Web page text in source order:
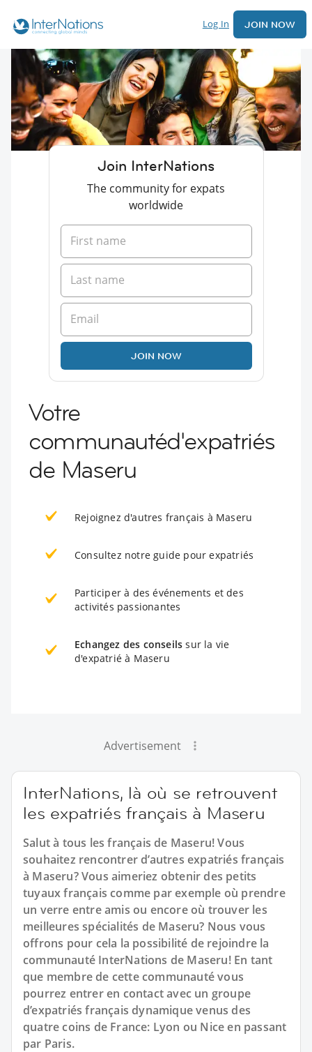
Log In JOIN NOW
Join InterNations
The community for expats
worldwide
JOIN NOW
Votre
communautéd'expatriés
de Maseru
Rejoignez d'autres français à Maseru
Consultez notre guide pour expatriés
Participer à des événements et des
activités passionantes
Echangez des conseils sur la vie
d'expatrié à Maseru
Advertisement
InterNations, là où se retrouvent
les expatriés français à Maseru
Salut à tous les français de Maseru! Vous
souhaitez rencontrer d’autres expatriés français
à Maseru? Vous aimeriez obtenir des petits
tuyaux français comme par exemple où prendre
un verre entre amis ou encore où trouver les
meilleures spécialités de Maseru? Nous vous
offrons pour cela la possibilité de rejoindre la
communauté InterNations de Maseru! En tant
que membre de cette communauté vous
pourrez entrer en contact avec un groupe
d’expatriés français dynamique venus des
quatre coins de France: Lyon ou Nice en passant
par Paris.